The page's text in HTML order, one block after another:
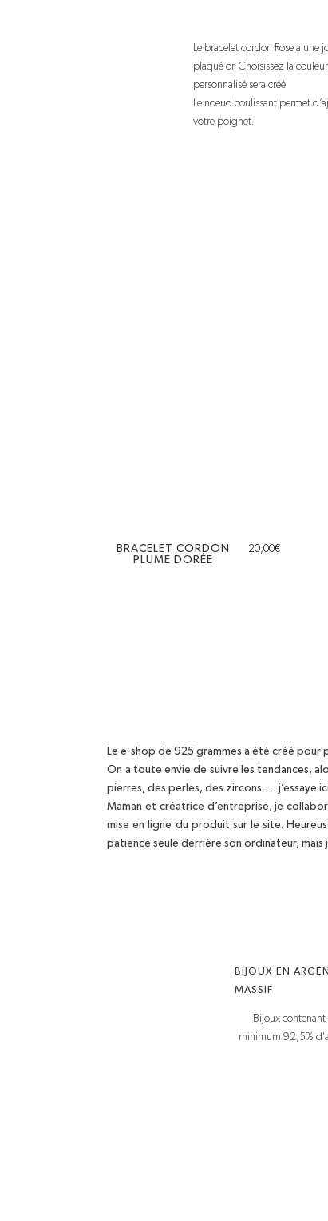
Le bracelet cordon Rose a une
plaqué or. Choisissez la
personnalisé sera créé.
Le noeud coulissant permet
votre poignet.
BRACELET CORDON
PLUME DORÉE
20,00€
Le e-shop de 925 grammes a été créé
On a toute envie de suivre les tendances,
pierres, des perles, des zircons…. j’essaye
Maman et créatrice d’entreprise, je
mise en ligne du produit sur le site.
patience seule derrière son ordinateur,
BIJOUX EN
MASSIF
Bijoux contenant
minimum 92,5%